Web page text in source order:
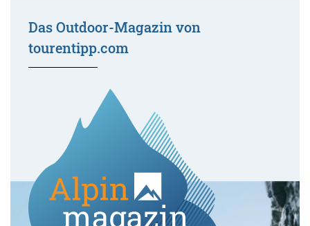
Das Outdoor-Magazin von
tourentipp.com